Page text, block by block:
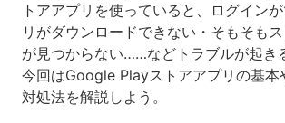
トアアプリを使っていると、ログイン
リがダウンロードできない・そもそも
が見つからない……などトラブルが起き
今回はGoogle Playストアアプリの基本
対処法を解説しよう。